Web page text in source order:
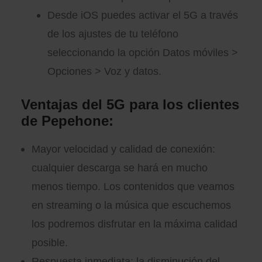
Desde iOS puedes activar el 5G a través
de los ajustes de tu teléfono
seleccionando la opción Datos móviles >
Opciones > Voz y datos.
Ventajas del 5G para los clientes
de Pepehone:
Mayor velocidad y calidad de conexión:
cualquier descarga se hará en mucho
menos tiempo. Los contenidos que veamos
en streaming o la música que escuchemos
los podremos disfrutar en la máxima calidad
posible.